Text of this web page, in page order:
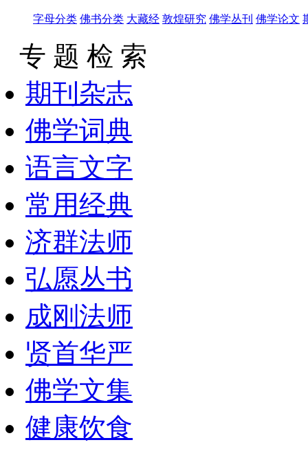
字母分类 佛书分类 大藏经 敦煌研究 佛学丛刊 佛学论文
专 题 检 索
期刊杂志
佛学词典
语言文字
常用经典
济群法师
弘愿丛书
成刚法师
贤首华严
佛学文集
健康饮食